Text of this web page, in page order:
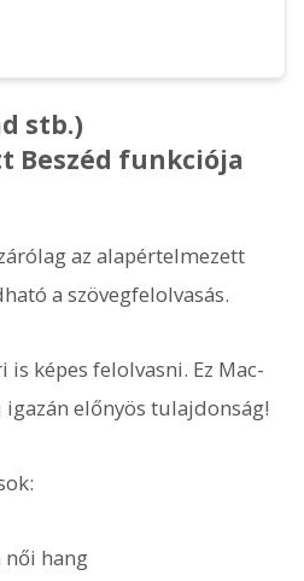
stb.)
Beszéd funkciója
az alapértelmezett
a szövegfelolvasás.
is képes felolvasni. Ez Mac-
előnyös tulajdonság!
női hang